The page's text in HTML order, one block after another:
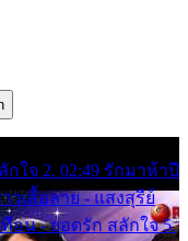
ใจ 2. 02:49 รักมาห้าปี
วเสื้อลาย - แสงสุรีย์
อน - ยอดรัก สลักใจ 5.